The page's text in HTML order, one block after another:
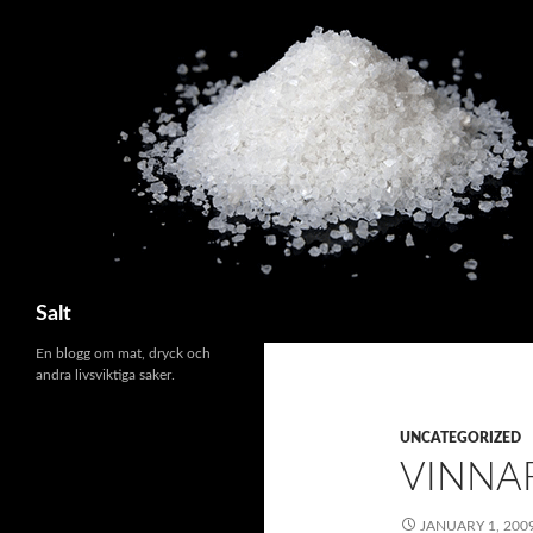
Salt
UNCATEGORIZED
JANUARY 1,
En blogg om mat, dryck och
andra livsviktiga saker.